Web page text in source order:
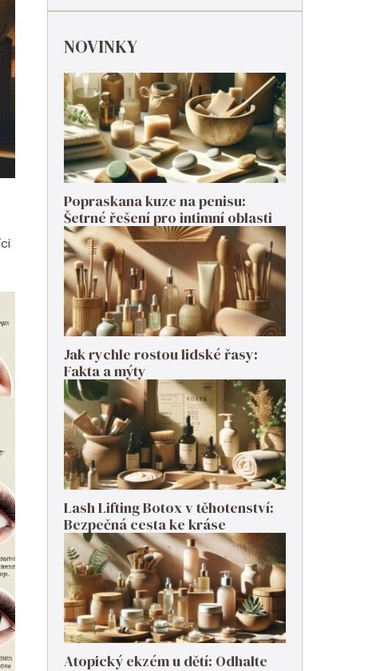
NOVINKY
Popraskana kuze na penisu:
Šetrné řešení pro intimní oblasti
Jak rychle rostou lidské řasy:
Fakta a mýty
Lash Lifting Botox v těhotenství:
Bezpečná cesta ke kráse
Atopický ekzém u dětí: Odhalte